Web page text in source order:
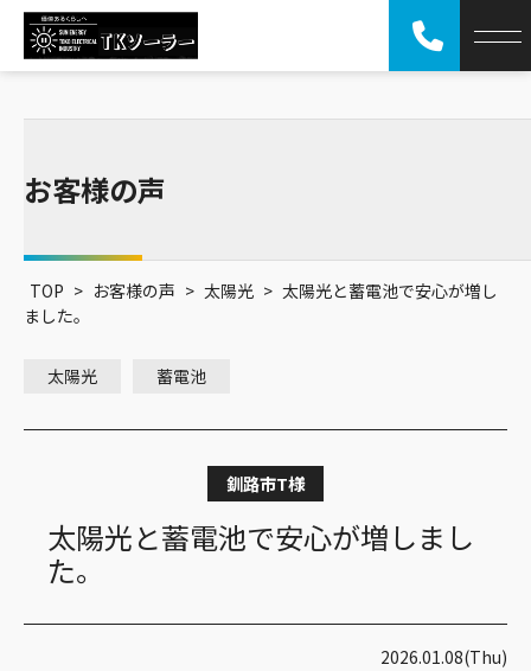
お客様の声
TOP > お客様の声 > 太陽光 > 太陽光と蓄電池で安心が増し
ました。
太陽光 蓄電池
釧路市T様
太陽光と蓄電池で安心が増しまし
た。
2026.01.08(Thu)